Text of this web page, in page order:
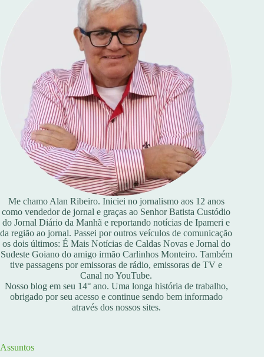
Me chamo Alan Ribeiro. Iniciei no jornalismo aos 12 anos
como vendedor de jornal e graças ao Senhor Batista Custódio
do Jornal Diário da Manhã e reportando notícias de Ipameri e
da região ao jornal. Passei por outros veículos de comunicação
os dois últimos: É Mais Notícias de Caldas Novas e Jornal do
Sudeste Goiano do amigo irmão Carlinhos Monteiro. Também
tive passagens por emissoras de rádio, emissoras de TV e
Canal no YouTube.
Nosso blog em seu 14° ano. Uma longa história de trabalho,
obrigado por seu acesso e continue sendo bem informado
através dos nossos sites.
Assuntos